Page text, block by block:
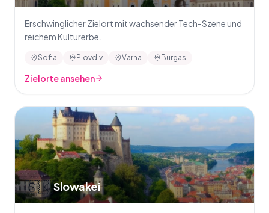
Erschwinglicher Zielort mit wachsender Tech-Szene und
reichem Kulturerbe.
Sofia Plovdiv Varna Burgas
Zielorte ansehen
🇸🇰Slowakei